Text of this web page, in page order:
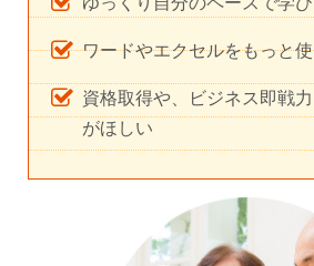
ワードやエクセルをもっと
資格取得や、ビジネス即戦
がほしい